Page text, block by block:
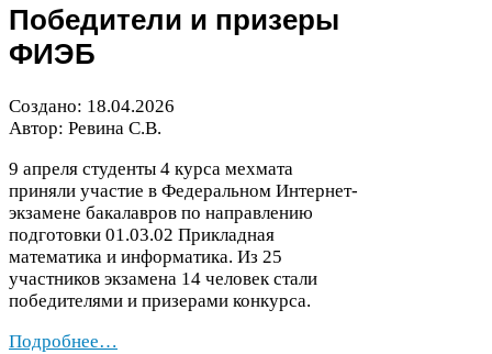
Победители и призеры
ФИЭБ
Создано: 18.04.2026
Автор: Ревина С.В.
9 апреля студенты 4 курса мехмата
приняли участие в Федеральном Интернет-​
экзамене бакалавров по направлению
подготовки 01.03.02 Прикладная
математика и информатика. Из 25
участников экзамена 14 человек стали
победителями и призерами конкурса.
Подробнее…